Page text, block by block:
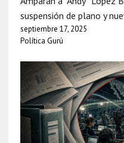
suspensión de plano y
septiembre 17, 2025
Política Gurú